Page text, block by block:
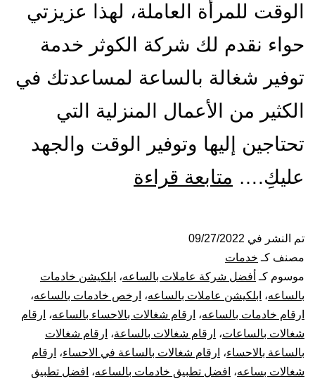
الوقت للمرأة العاملة، لهذا عزيزتي
حواء نقدم لك شركة الكوثر خدمة
توفير شغالة بالساعة لمساعدتك في
الكثير من الأعمال المنزلية التي
تحتاجين إليها وتوفير الوقت والجهد
عليكِ.… متابعة قراءة
بالاحساء
تم النشر في 09/27/2022
مصنف كـ خدمات
موسوم كـ أفضل شركة عاملات بالساعه، ابلكيشن خادمات
بالساعه، ابلكيشن عاملات بالساعه، ارخص خادمات بالساعه،
ارقام خادمات بالساعه، ارقام شغالات بالاحساء بالساعه، ارقام
شغالات بالساعات، ارقام شغالات بالساعة، ارقام شغالات
بالساعة بالاحساء، ارقام شغالات بالساعة في الاحساء، ارقام
شغالات بساعه، افضل تطبيق خادمات بالساعه، افضل تطبيق